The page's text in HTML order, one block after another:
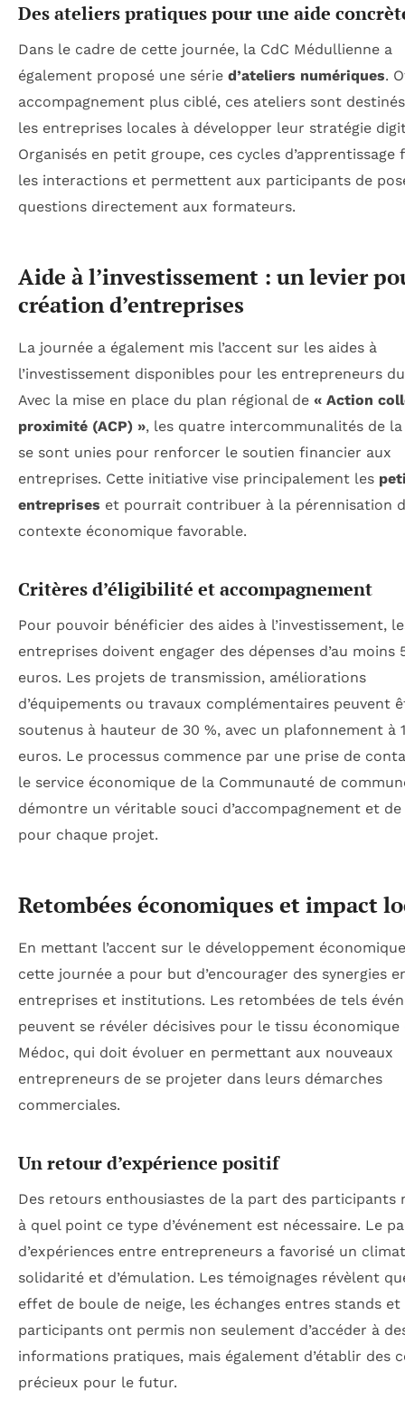
Des ateliers pratiques pour une aide
Dans le cadre de cette journée, la CdC Médullienne a
également proposé une série d’ateliers numériques.
accompagnement plus ciblé, ces ateliers sont
les entreprises locales à développer leur stratégie
Organisés en petit groupe, ces cycles d’apprentissage
les interactions et permettent aux participants de
questions directement aux formateurs.
Aide à l’investissement : un levier
création d’entreprises
La journée a également mis l’accent sur les aides à
l’investissement disponibles pour les entrepreneurs
Avec la mise en place du plan régional de « Action
proximité (ACP) », les quatre intercommunalités de
se sont unies pour renforcer le soutien financier aux
entreprises. Cette initiative vise principalement les
entreprises et pourrait contribuer à la pérennisation
contexte économique favorable.
Critères d’éligibilité et accompagnement
Pour pouvoir bénéficier des aides à l’investissement,
entreprises doivent engager des dépenses d’au moins
euros. Les projets de transmission, améliorations
d’équipements ou travaux complémentaires peuvent
soutenus à hauteur de 30 %, avec un plafonnement à
euros. Le processus commence par une prise de
le service économique de la Communauté de
démontre un véritable souci d’accompagnement et de
pour chaque projet.
Retombées économiques et impact
En mettant l’accent sur le développement
cette journée a pour but d’encourager des synergies
entreprises et institutions. Les retombées de tels
peuvent se révéler décisives pour le tissu économique
Médoc, qui doit évoluer en permettant aux nouveaux
entrepreneurs de se projeter dans leurs démarches
commerciales.
Un retour d’expérience positif
Des retours enthousiastes de la part des participants
à quel point ce type d’événement est nécessaire. Le
d’expériences entre entrepreneurs a favorisé un
solidarité et d’émulation. Les témoignages révèlent
effet de boule de neige, les échanges entres stands et
participants ont permis non seulement d’accéder à
informations pratiques, mais également d’établir des
précieux pour le futur.